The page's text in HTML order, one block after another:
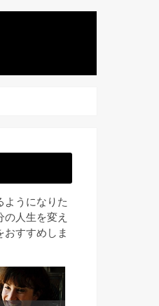
ようになりた
人生を変え
おすすめしま